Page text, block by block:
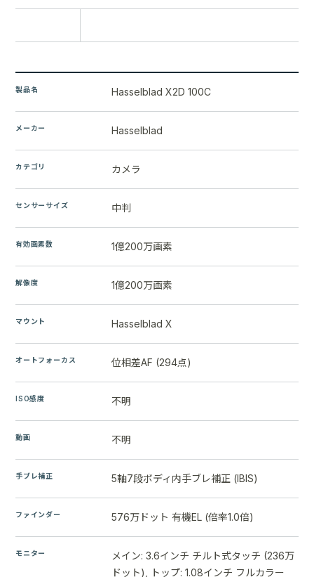
製品名 Hasselblad X2D 100C
メーカー Hasselblad
カテゴリ カメラ
センサーサイズ 中判
有効画素数 1億200万画素
解像度 1億200万画素
マウント Hasselblad X
オートフォーカス 位相差AF (294点)
ISO感度 不明
動画 不明
手ブレ補正 5軸7段ボディ内手ブレ補正 (IBIS)
ファインダー 576万ドット 有機EL (倍率1.0倍)
モニター
メイン: 3.6インチ チルト式タッチ (236万
ドット), トップ: 1.08インチ フルカラー